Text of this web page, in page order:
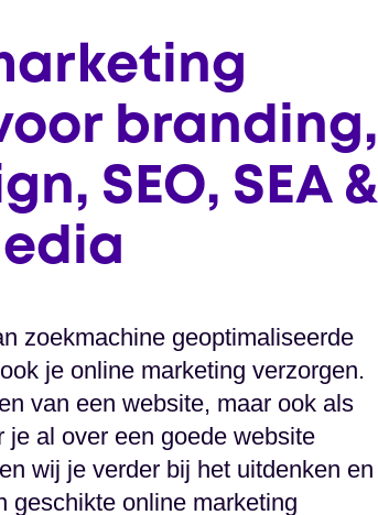
branding,
SEO, SEA &
zoekmachine geoptimaliseerde
je online marketing verzorgen.
van een website, maar ook als
je al over een goede website
wij je verder bij het uitdenken en
geschikte online marketing